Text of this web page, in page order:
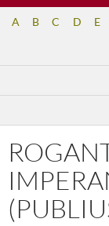
A B C D E